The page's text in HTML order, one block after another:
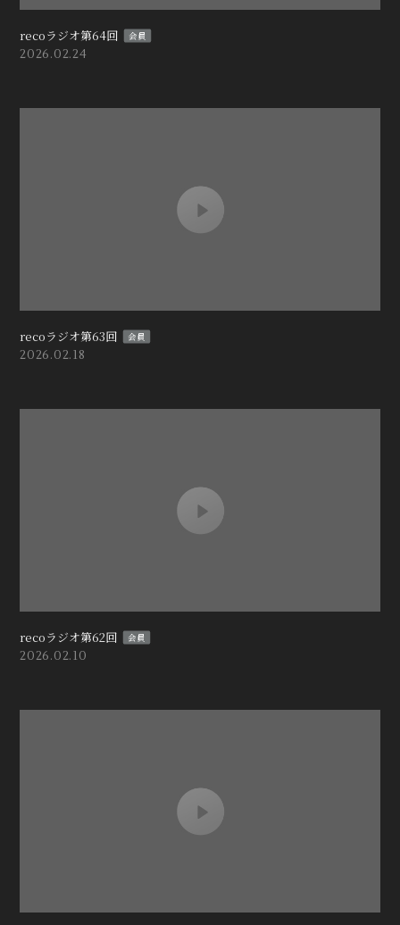
recoラジオ第64回 会員
2026.02.24
recoラジオ第63回 会員
2026.02.18
recoラジオ第62回 会員
2026.02.10